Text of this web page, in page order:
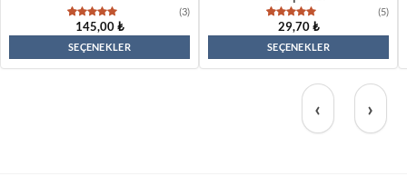
müşteri
puanına
dayanarak
üzerinden
(3)
145,00₺
SEÇENEKLER
Bu
müşteri
puanına
dayanarak
5.00puan
(5)
29,70₺
SEÇENEKLER
Bu
ürünün
birden
fazla
‹ ›